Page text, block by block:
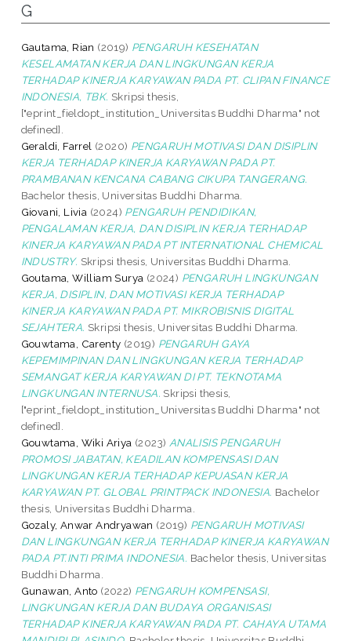
G
Gautama, Rian (2019) PENGARUH KESEHATAN
KESELAMATAN KERJA DAN LINGKUNGAN KERJA
TERHADAP KINERJA KARYAWAN PADA PT. CLIPAN FINANCE
INDONESIA, TBK. Skripsi thesis,
["eprint_fieldopt_institution_Universitas Buddhi Dharma" not
defined].
Geraldi, Farrel (2020) PENGARUH MOTIVASI DAN DISIPLIN
KERJA TERHADAP KINERJA KARYAWAN PADA PT.
PRAMBANAN KENCANA CABANG CIKUPA TANGERANG.
Bachelor thesis, Universitas Buddhi Dharma.
Giovani, Livia (2024) PENGARUH PENDIDIKAN,
PENGALAMAN KERJA, DAN DISIPLIN KERJA TERHADAP
KINERJA KARYAWAN PADA PT INTERNATIONAL CHEMICAL
INDUSTRY. Skripsi thesis, Universitas Buddhi Dharma.
Goutama, William Surya (2024) PENGARUH LINGKUNGAN
KERJA, DISIPLIN, DAN MOTIVASI KERJA TERHADAP
KINERJA KARYAWAN PADA PT. MIKROBISNIS DIGITAL
SEJAHTERA. Skripsi thesis, Universitas Buddhi Dharma.
Gouwtama, Carenty (2019) PENGARUH GAYA
KEPEMIMPINAN DAN LINGKUNGAN KERJA TERHADAP
SEMANGAT KERJA KARYAWAN DI PT. TEKNOTAMA
LINGKUNGAN INTERNUSA. Skripsi thesis,
["eprint_fieldopt_institution_Universitas Buddhi Dharma" not
defined].
Gouwtama, Wiki Ariya (2023) ANALISIS PENGARUH
PROMOSI JABATAN, KEADILAN KOMPENSASI DAN
LINGKUNGAN KERJA TERHADAP KEPUASAN KERJA
KARYAWAN PT. GLOBAL PRINTPACK INDONESIA. Bachelor
thesis, Universitas Buddhi Dharma.
Gozaly, Anwar Andryawan (2019) PENGARUH MOTIVASI
DAN LINGKUNGAN KERJA TERHADAP KINERJA KARYAWAN
PADA PT.INTI PRIMA INDONESIA. Bachelor thesis, Universitas
Buddhi Dharma.
Gunawan, Anto (2022) PENGARUH KOMPENSASI,
LINGKUNGAN KERJA DAN BUDAYA ORGANISASI
TERHADAP KINERJA KARYAWAN PADA PT. CAHAYA UTAMA